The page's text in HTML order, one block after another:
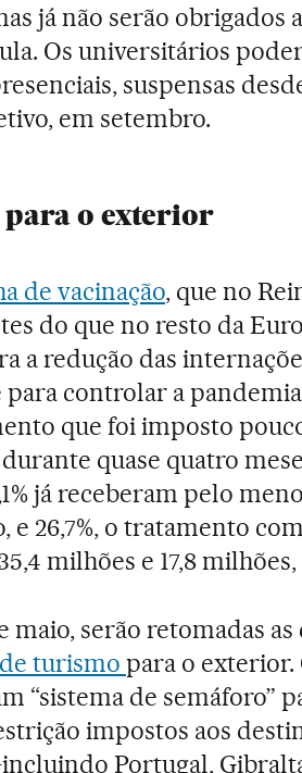
já não serão obrigados
Os universitários
suspensas
em setembro.
o exterior
de vacinação, que no
do que no resto da
a redução das
para controlar a
que foi imposto
quase quatro
já receberam pelo
e 26,7%, o tratamento
milhões e 17,8
maio, serão retomadas as
turismo para o exterior.
“sistema de semáforo”
impostos aos
Portugal,